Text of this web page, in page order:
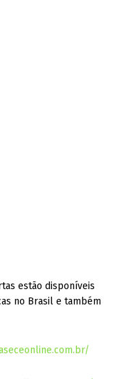
estão disponíveis
no Brasil e também